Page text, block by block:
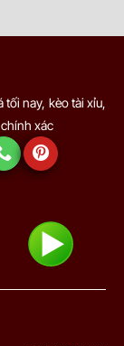
nay, kèo tài xỉu,
xác